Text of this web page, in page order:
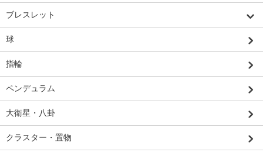
ブレスレット
球
指輪
ペンデュラム
大衛星・八卦
クラスター・置物